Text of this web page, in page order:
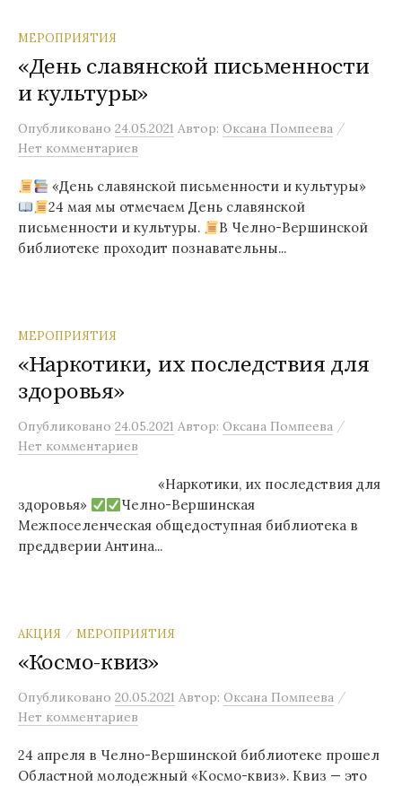
МЕРОПРИЯТИЯ
«День славянской письменности
и культуры»
Опубликовано 24.05.2021 Автор: Оксана Помпеева /
Нет комментариев
«День славянской письменности и культуры»
24 мая мы отмечаем День славянской
письменности и культуры.
В Челно-Вершинской
библиотеке проходит познавательны...
МЕРОПРИЯТИЯ
«Наркотики, их последствия для
здоровья»
Опубликовано 24.05.2021 Автор: Оксана Помпеева /
Нет комментариев
«Наркотики, их последствия для
здоровья»
Челно-Вершинская
Межпоселенческая общедоступная библиотека в
преддверии Антина...
АКЦИЯ / МЕРОПРИЯТИЯ
«Космо-квиз»
Опубликовано 20.05.2021 Автор: Оксана Помпеева /
Нет комментариев
24 апреля в Челно-Вершинской библиотеке прошел
Областной молодежный «Космо-квиз». Квиз — это